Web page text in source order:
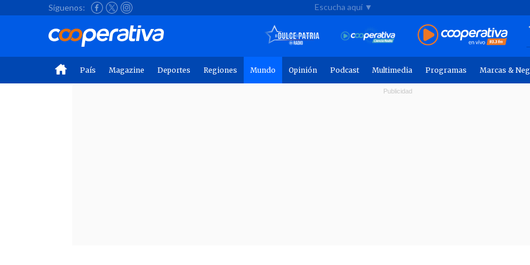
Síguenos: Escucha aquí ▼
País Magazine Deportes Regiones Mundo Opinión Podcast Multimedia Programas Marcas &